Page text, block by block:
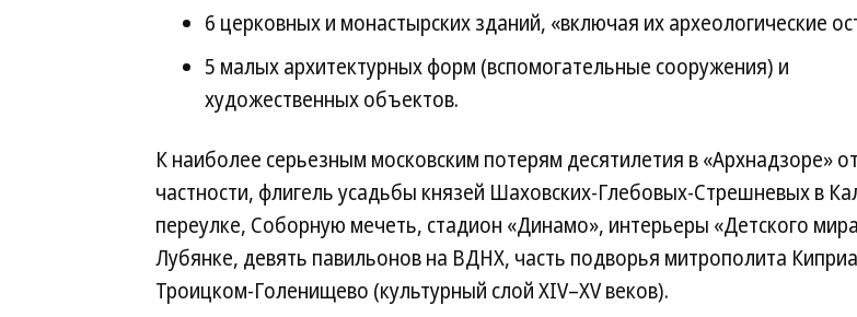
6 церковных и монастырских зданий, «включая их археологические
5 малых архитектурных форм (вспомогательные сооружения) и
художественных объектов.
К наиболее серьезным московским потерям десятилетия в «Архнадзоре»
частности, флигель усадьбы князей Шаховских-Глебовых-Стрешневых в
переулке, Соборную мечеть, стадион «Динамо», интерьеры «Детского
Лубянке, девять павильонов на ВДНХ, часть подворья митрополита
Троицком-Голенищево (культурный слой XIV–XV веков).